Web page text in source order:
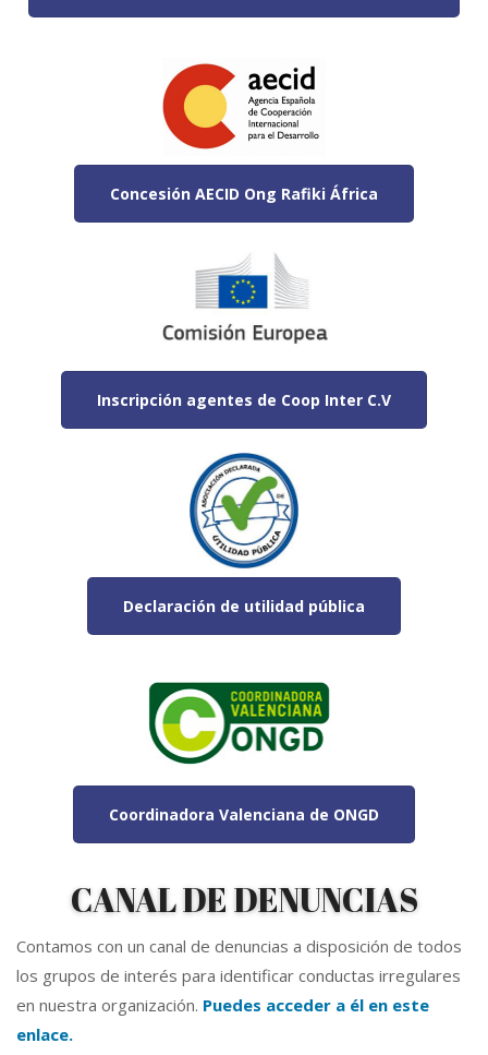
Concesión AECID Ong Rafiki África
Inscripción agentes de Coop Inter C.V
Declaración de utilidad pública
Coordinadora Valenciana de ONGD
CANAL DE DENUNCIAS
Contamos con un canal de denuncias a disposición de todos
los grupos de interés para identificar conductas irregulares
en nuestra organización. Puedes acceder a él en este
enlace.